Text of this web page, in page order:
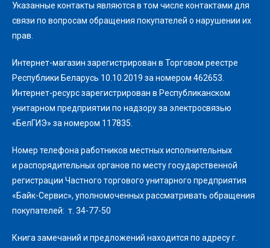
Указанные контакты являются в том числе контактами для
связи по вопросам обращения покупателей о нарушении их
прав.
Интернет-магазин зарегистрирован в Торговом реестре
Республики Беларусь 10.10.2019 за номером 462653.
Интернет-ресурс зарегистрирован в Республиканском
унитарном предприятии по надзору за электросвязью
«БелГИЭ» за номером 117835.
Номер телефона работников местных исполнительных
и распорядительных органов по месту государственной
регистрации Частного торгового унитарного предприятия
«Байк-Сервис», уполномоченных рассматривать обращения
покупателей: т. 34-77-50
Книга замечаний и предложений находится по адресу г.